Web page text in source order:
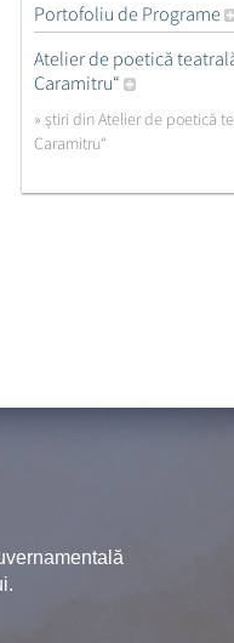
Portofoliu de Programe
Atelier de poetică
Caramitru“
» ştiri din Atelier de poetică
Caramitru“